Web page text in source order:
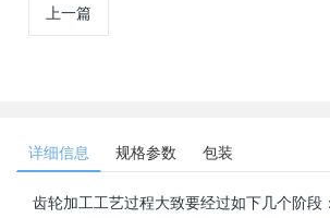
上一篇
详细信息 规格参数 包装
齿轮加工工艺过程大致要经过如下几个阶段